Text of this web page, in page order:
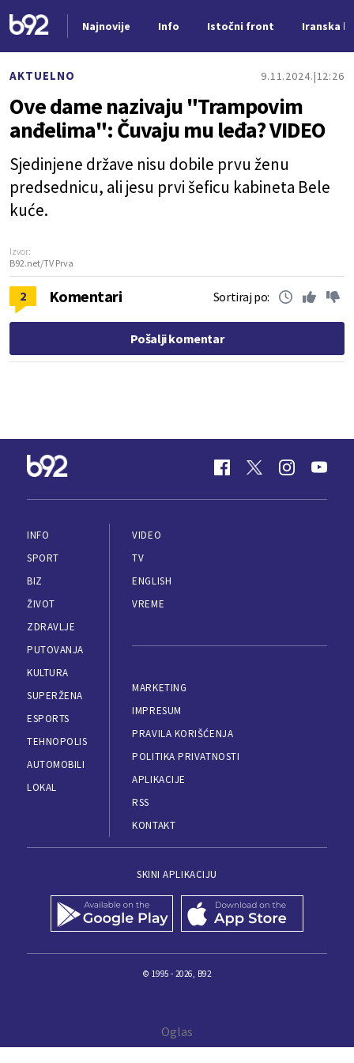
Najnovije Info Istočni front Iranska
AKTUELNO 9.11.2024. 12:26
Ove dame nazivaju "Trampovim
anđelima": Čuvaju mu leđa? VIDEO
Sjedinjene države nisu dobile prvu ženu
predsednicu, ali jesu prvi šeficu kabineta Bele
kuće.
Izvor:
B92.net/TV Prva
2 Komentari Sortiraj po:
Pošalji komentar
INFO
SPORT
BIZ
ŽIVOT
ZDRAVLJE
PUTOVANJA
KULTURA
SUPERŽENA
ESPORTS
TEHNOPOLIS
AUTOMOBILI
LOKAL
VIDEO
TV
ENGLISH
VREME
MARKETING
IMPRESUM
PRAVILA KORIŠĆENJA
POLITIKA PRIVATNOSTI
APLIKACIJE
RSS
KONTAKT
SKINI APLIKACIJU
© 1995 - 2026, B92